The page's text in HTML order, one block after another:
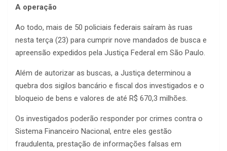
A operação
Ao todo, mais de 50 policiais federais saíram às ruas
nesta terça (23) para cumprir nove mandados de busca e
apreensão expedidos pela Justiça Federal em São Paulo.
Além de autorizar as buscas, a Justiça determinou a
quebra dos sigilos bancário e fiscal dos investigados e o
bloqueio de bens e valores de até R$ 670,3 milhões.
Os investigados poderão responder por crimes contra o
Sistema Financeiro Nacional, entre eles gestão
fraudulenta, prestação de informações falsas em